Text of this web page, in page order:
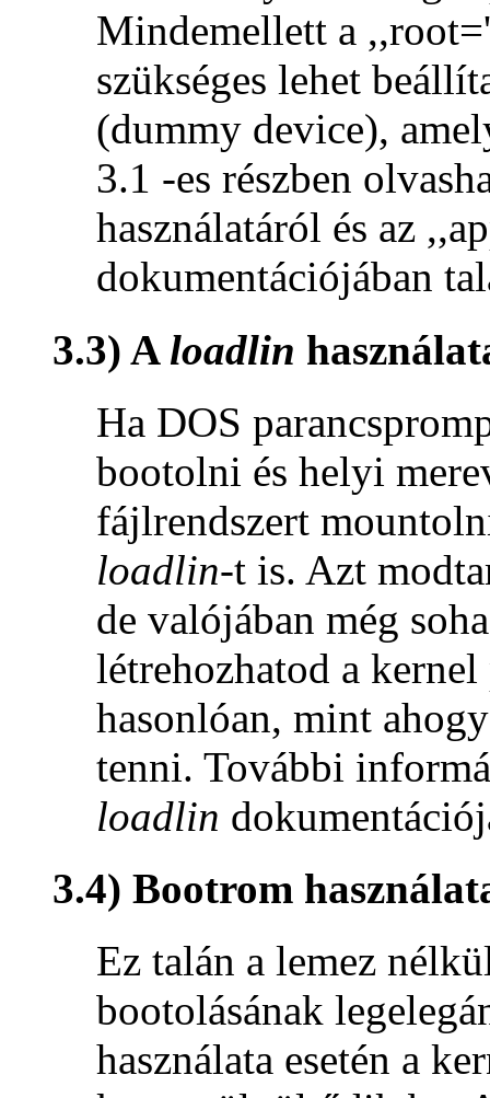
Mindemellett a
szükséges lehet
(dummy device),
3.1 -es részben
használatáról és az
dokumentációjában
3.3) A loadlin
Ha DOS
bootolni és helyi
fájlrendszert
loadlin-t is. Azt
de valójában még
létrehozhatod a
hasonlóan, mint
tenni. További
loadlin
3.4) Bootrom
Ez talán a lemez
bootolásának
használata esetén a